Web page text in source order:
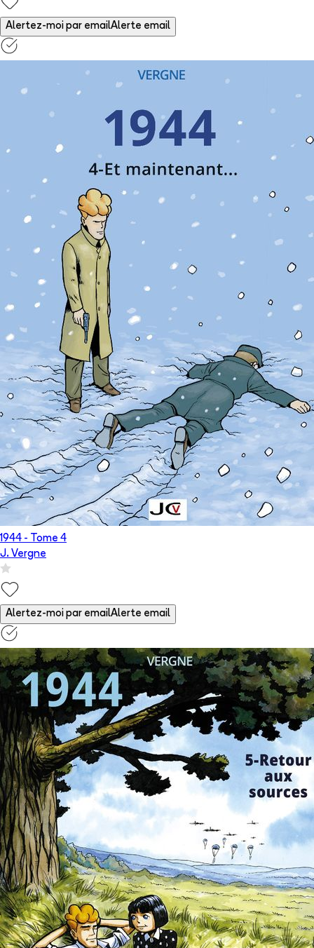
Alertez-moi par emailAlerte email
1944 - Tome 4
J. Vergne
Alertez-moi par emailAlerte email